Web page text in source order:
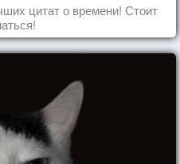
цитат о времени! Стоит